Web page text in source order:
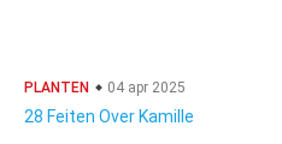
PLANTEN 04 apr 2025
28 Feiten Over Kamille